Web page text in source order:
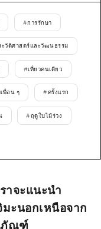
างเกิดภัยพิบัติ
#การรักษา
วัติศาสตร์และวัฒนธรรม
#เที่ยวคนเดียว
พื่อน ๆ #ครั้งแรก
#ฤดูใบไม้ร่วง
จะแนะนำ
ะนอกเหนือจาก
ภัณฑ์